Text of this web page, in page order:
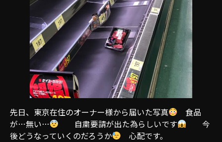
先日、東京在住のオーナー様から届いた写真
食品
が…無い…
自粛要請が出た為らしいです
今
後どうなっていくのだろうか
心配です。